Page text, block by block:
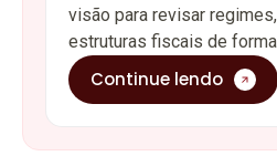
visão para revisar
estruturas fiscais de
Continue lendo